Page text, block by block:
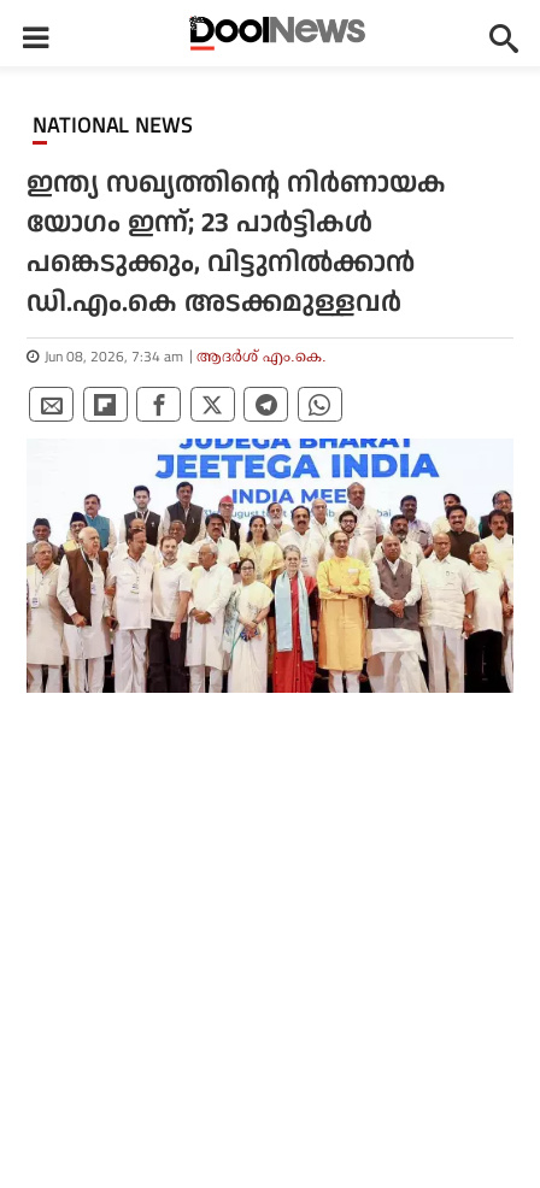
NATIONAL NEWS
ഇന്ത്യ സഖ്യത്തിന്റെ നിര്‍ണായക
യോഗം ഇന്ന്; 23 പാര്‍ട്ടികള്‍
പങ്കെടുക്കും, വിട്ടുനില്‍ക്കാന്‍
ഡി.എം.കെ അടക്കമുള്ളവര്‍
Jun 08, 2026, 7:34 am ആദർശ് എം.കെ.